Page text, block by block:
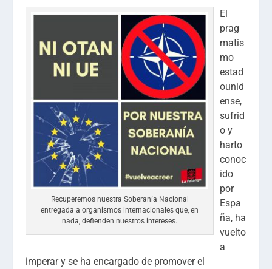
Recuperemos nuestra Soberanía Nacional
entregada a organismos internacionales que, en
nada, defienden nuestros intereses.
El
prag
matis
mo
estad
ounid
ense,
sufrid
o y
harto
conoc
ido
por
Espa
ña, ha
vuelto
a
imperar y se ha encargado de promover el